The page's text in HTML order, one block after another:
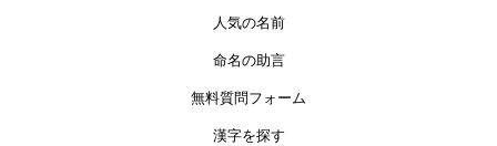
人気の名前
命名の助言
無料質問フォーム
漢字を探す